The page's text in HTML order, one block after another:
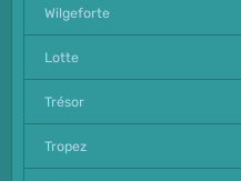
Wilgeforte
Lotte
Trésor
Tropez